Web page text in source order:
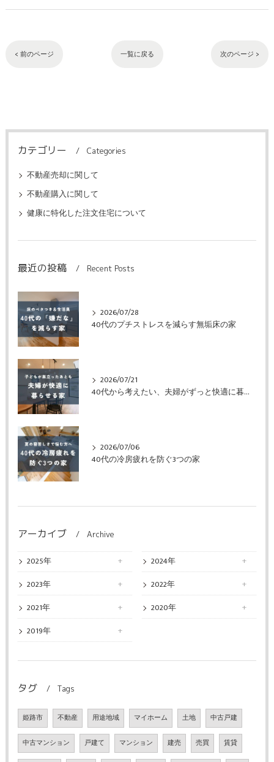
< 前のページ 一覧に戻る 次のページ >
カテゴリー Categories
不動産売却に関して
不動産購入に関して
健康に特化した注文住宅について
最近の投稿 Recent Posts
2026/07/28
40代のプチストレスを減らす無垢床の家
2026/07/21
40代から考えたい、夫婦がずっと快適に暮らせる家
2026/07/06
40代の冷房疲れを防ぐ3つの家
アーカイブ Archive
2025年
2024年
2023年
2022年
2021年
2020年
2019年
タグ Tags
姫路市 不動産 用途地域 マイホーム 土地 中古戸建
中古マンション 戸建て マンション 建売 売買 賃貸